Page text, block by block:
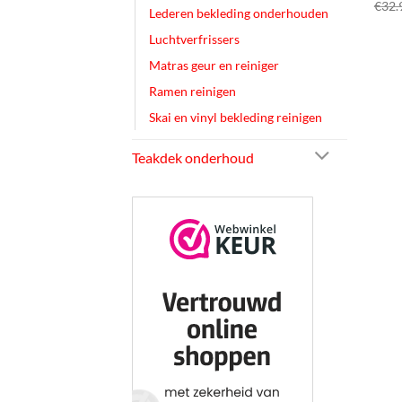
Lederen bekleding onderhouden
Luchtverfrissers
Matras geur en reiniger
Ramen reinigen
Skai en vinyl bekleding reinigen
Teakdek onderhoud
€